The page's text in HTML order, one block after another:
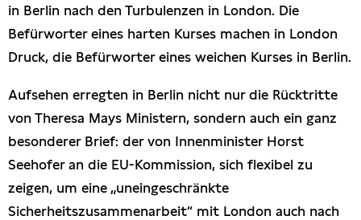
in Berlin nach den Turbulenzen in London. Die
Befürworter eines harten Kurses machen in London
Druck, die Befürworter eines weichen Kurses in Berlin.
Aufsehen erregten in Berlin nicht nur die Rücktritte
von Theresa Mays Ministern, sondern auch ein ganz
besonderer Brief: der von Innenminister Horst
Seehofer an die EU-Kommission, sich flexibel zu
zeigen, um eine „uneingeschränkte
Sicherheitszusammenarbeit“ mit London auch nach